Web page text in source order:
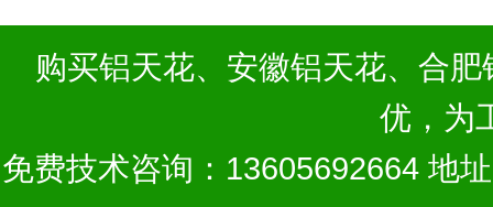
购买铝天花、 安徽铝天花、 合肥
优，为
免费技术咨询：13605692664 地